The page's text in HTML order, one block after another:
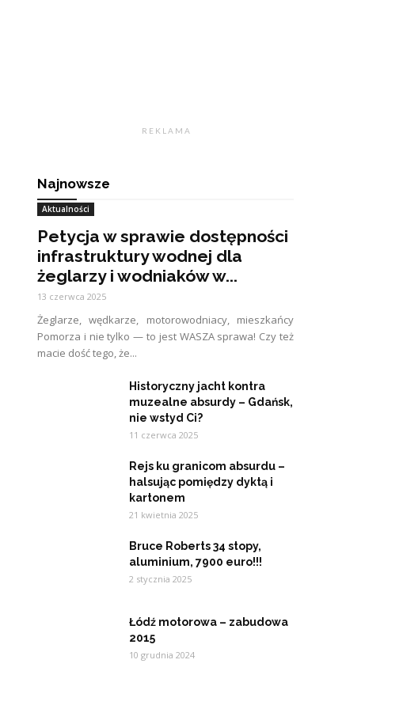
R E K L A M A
Najnowsze
Aktualności
Petycja w sprawie dostępności
infrastruktury wodnej dla
żeglarzy i wodniaków w...
13 czerwca 2025
Żeglarze, wędkarze, motorowodniacy, mieszkańcy
Pomorza i nie tylko — to jest WASZA sprawa! Czy też
macie dość tego, że...
Historyczny jacht kontra
muzealne absurdy – Gdańsk,
nie wstyd Ci?
11 czerwca 2025
Rejs ku granicom absurdu –
halsując pomiędzy dyktą i
kartonem
21 kwietnia 2025
Bruce Roberts 34 stopy,
aluminium, 7900 euro!!!
2 stycznia 2025
Łódź motorowa – zabudowa
2015
10 grudnia 2024